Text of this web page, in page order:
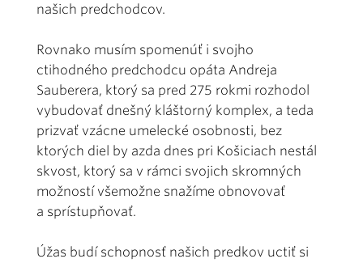
našich predchodcov.
Rovnako musím spomenúť i svojho
ctihodného predchodcu opáta Andreja
Sauberera, ktorý sa pred 275 rokmi rozhodol
vybudovať dnešný kláštorný komplex, a teda
prizvať vzácne umelecké osobnosti, bez
ktorých diel by azda dnes pri Košiciach nestál
skvost, ktorý sa v rámci svojich skromných
možností všemožne snažíme obnovovať
a sprístupňovať.
Úžas budí schopnosť našich predkov uctiť si